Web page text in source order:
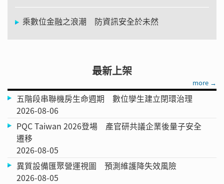
乘數位金融之浪潮 防資訊安全於未然
最新上架
more →
五階段串聯機房生命週期 數位孿生建立閉環治理
2026-08-06
PQC Taiwan 2026登場 產官研共議企業後量子安全
遷移
2026-08-05
異質設備匯聚營運視圖 預測維護降失效風險
2026-08-05